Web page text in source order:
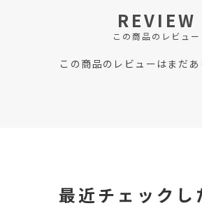
REVIEW
この商品のレビュー
この商品のレビューはまだあ
最近チェックし